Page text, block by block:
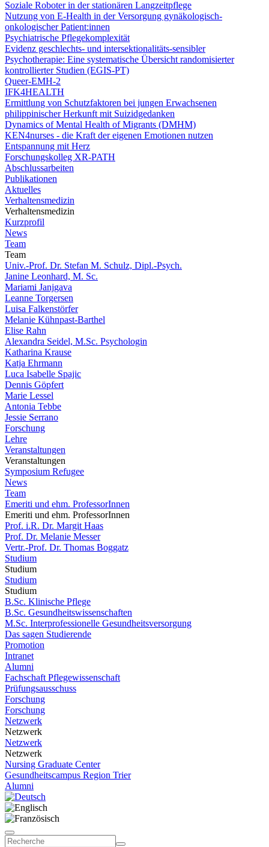
Soziale Roboter in der stationären Langzeitpflege
Nutzung von E-Health in der Versorgung gynäkologisch-
onkologischer Patient:innen
Psychiatrische Pflegekomplexität
Evidenz geschlechts- und intersektionalitäts-sensibler
Psychotherapie: Eine systematische Übersicht randomisierter
kontrollierter Studien (EGIS-PT)
Queer-EMH-2
IFK4HEALTH
Ermittlung von Schutzfaktoren bei jungen Erwachsenen
philippinischer Herkunft mit Suizidgedanken
Dynamics of Mental Health of Migrants (DMHM)
KEN4nurses - die Kraft der eigenen Emotionen nutzen
Entspannung mit Herz
Forschungskolleg XR-PATH
Abschlussarbeiten
Publikationen
Aktuelles
Verhaltensmedizin
Verhaltensmedizin
Kurzprofil
News
Team
Team
Univ.-Prof. Dr. Stefan M. Schulz, Dipl.-Psych.
Janine Leonhard, M. Sc.
Mariami Janjgava
Leanne Torgersen
Luisa Falkenstörfer
Melanie Kühnpast-Barthel
Elise Rahn
Alexandra Seidel, M.Sc. Psychologin
Katharina Krause
Katja Ehrmann
Luca Isabelle Spajic
Dennis Göpfert
Marie Lessel
Antonia Tebbe
Jessie Serrano
Forschung
Lehre
Veranstaltungen
Veranstaltungen
Symposium Refugee
News
Team
Emeriti und ehm. ProfessorInnen
Emeriti und ehm. ProfessorInnen
Prof. i.R. Dr. Margit Haas
Prof. Dr. Melanie Messer
Vertr.-Prof. Dr. Thomas Boggatz
Studium
Studium
Studium
Studium
B.Sc. Klinische Pflege
B.Sc. Gesundheitswissenschaften
M.Sc. Interprofessionelle Gesundheitsversorgung
Das sagen Studierende
Promotion
Intranet
Alumni
Fachschaft Pflegewissenschaft
Prüfungsausschuss
Forschung
Forschung
Netzwerk
Netzwerk
Netzwerk
Netzwerk
Nursing Graduate Center
Gesundheitscampus Region Trier
Alumni